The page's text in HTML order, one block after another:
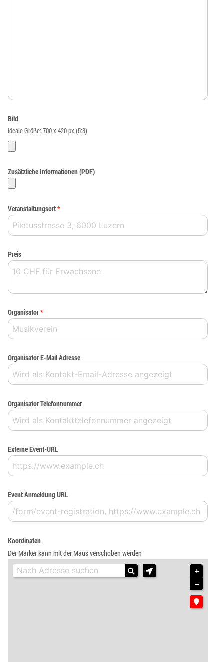
Bild
Ideale Größe: 700 x 420 px (5:3)
Zusätzliche Informationen (PDF)
Veranstaltungsort*
Preis
Organisator*
Organisator E-Mail Adresse
Organisator Telefonnummer
Externe Event-URL
Event Anmeldung URL
Koordinaten
Der Marker kann mit der Maus verschoben werden
+
−